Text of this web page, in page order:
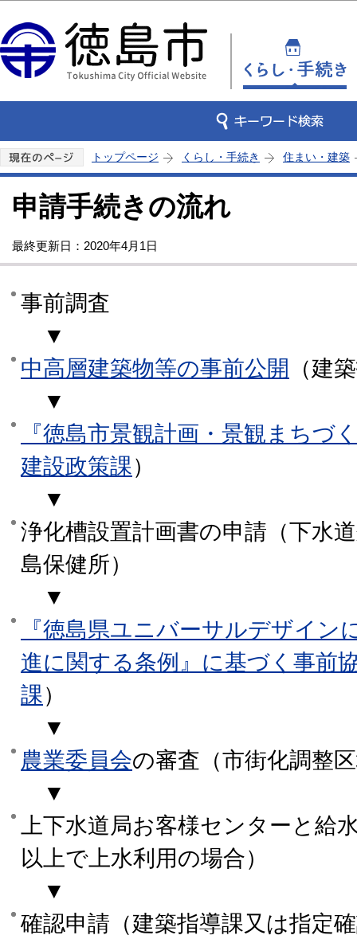
トップページ くらし・手続き 住まい・建築
申請手続きの流れ
最終更新日：2020年4月1日
事前調査
▼
中高層建築物等の事前公開
（建
▼
『徳島市景観計画・景観まちづ
建設政策課）
▼
浄化槽設置計画書の申請（下水
島保健所）
▼
『徳島県ユニバーサルデザイン
進に関する条例』に基づく事前
課）
▼
農業委員会の審査（市街化調整
▼
上下水道局お客様センターと給
以上で上水利用の場合）
▼
確認申請（建築指導課又は指定